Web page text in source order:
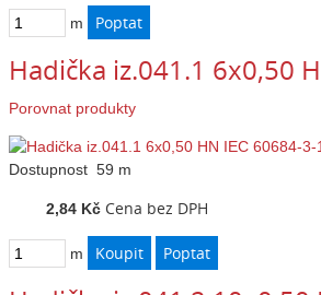
m
Hadička iz.041.1 6x0,50
Porovnat produkty
Dostupnost 59 m
2,84 Kč Cena bez DPH
m